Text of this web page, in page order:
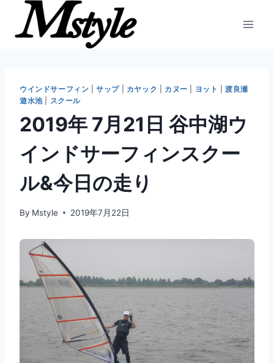
ウインドサーフィン |サップ| カヤック カヌー ヨット |渡良瀬
遊水池| スクール
2019年 7月21日 谷中湖ウ
インドサーフィンスクー
ル&今日の走り
By Mstyle 2019年7月22日